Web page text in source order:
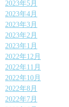
2023年5月
2023年4月
2023年3月
2023年2月
2023年1月
2022年12月
2022年11月
2022年10月
2022年8月
2022年7月